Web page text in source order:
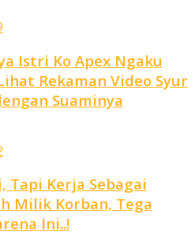
Istri Ko Apex Ngaku
Rekaman Video Syur
Suaminya
Tapi Kerja Sebagai
Milik Korban, Tega
Ini..!